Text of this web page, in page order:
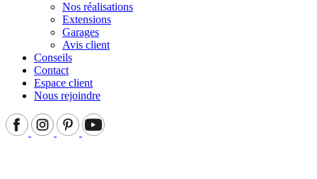
Nos réalisations
Extensions
Garages
Avis client
Conseils
Contact
Espace client
Nous rejoindre